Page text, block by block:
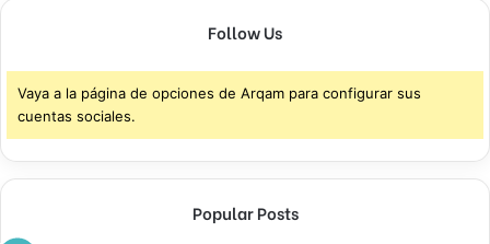
Follow Us
Vaya a la página de opciones de Arqam para configurar sus
cuentas sociales.
Popular Posts